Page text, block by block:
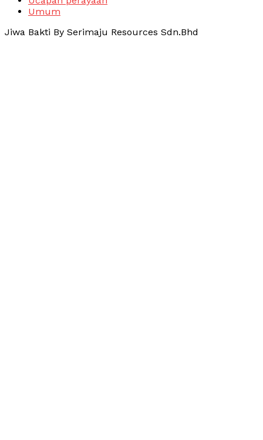
Umum
Jiwa Bakti By Serimaju Resources Sdn.Bhd